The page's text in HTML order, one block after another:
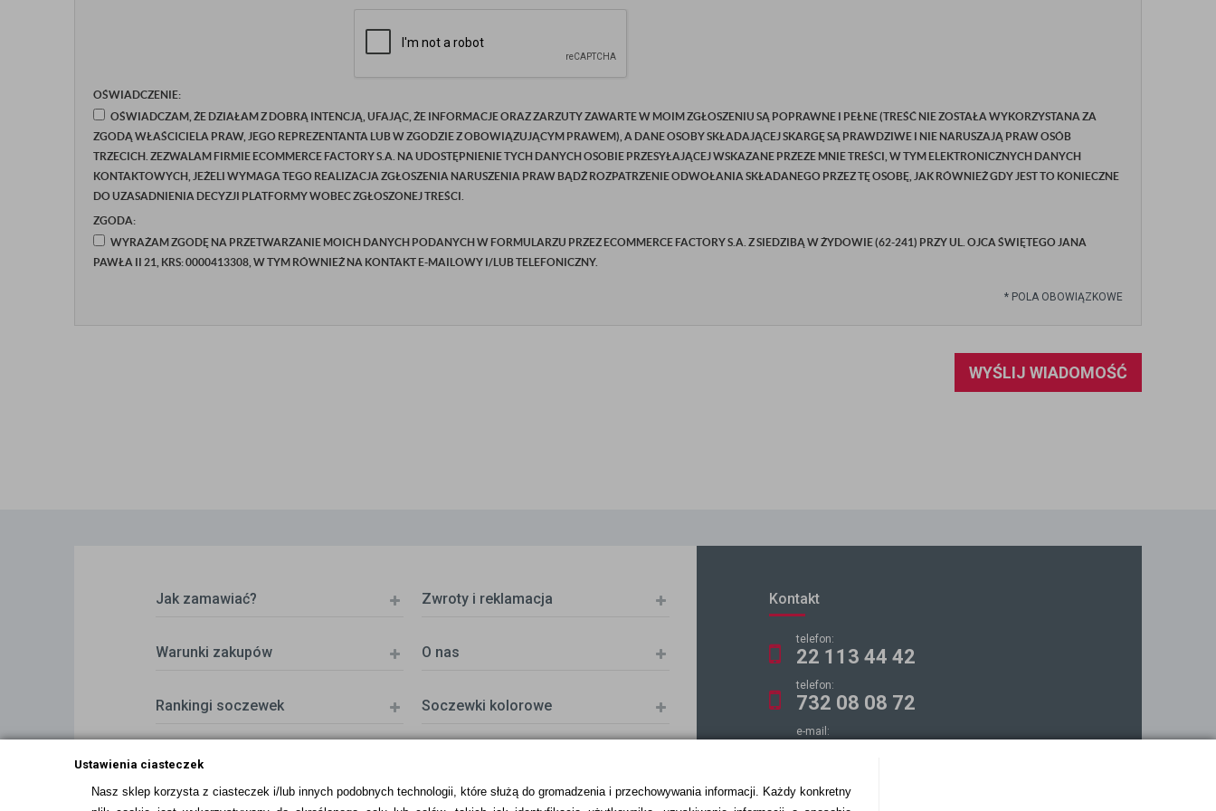
Ustawienia ciasteczek
Nasz sklep korzysta z ciasteczek i/lub innych podobnych technologii, które służą do gromadzenia i przechowywania informacji. Każdy konkretny
OŚWIADCZENIE:
OŚWIADCZAM, ŻE DZIAŁAM Z DOBRĄ INTENCJĄ, UFAJĄC, ŻE INFORMACJE ORAZ ZARZUTY ZAWARTE W MOIM ZGŁOSZENIU SĄ POPRAWNE I PEŁNE (TREŚĆ NIE ZOSTAŁA WYKORZYSTANA ZA
ZGODĄ WŁAŚCICIELA PRAW, JEGO REPREZENTANTA LUB W ZGODZIE Z OBOWIĄZUJĄCYM PRAWEM), A DANE OSOBY SKŁADAJĄCEJ SKARGĘ SĄ PRAWDZIWE I NIE NARUSZAJĄ PRAW OSÓB
TRZECICH. ZEZWALAM FIRMIE ECOMMERCE FACTORY S.A. NA UDOSTĘPNIENIE TYCH DANYCH OSOBIE PRZESYŁAJĄCEJ WSKAZANE PRZEZE MNIE TREŚCI, W TYM ELEKTRONICZNYCH DANYCH
KONTAKTOWYCH, JEŻELI WYMAGA TEGO REALIZACJA ZGŁOSZENIA NARUSZENIA PRAW BĄDŹ ROZPATRZENIE ODWOŁANIA SKŁADANEGO PRZEZ TĘ OSOBĘ, JAK RÓWNIEŻ GDY JEST TO KONIECZNE
DO UZASADNIENIA DECYZJI PLATFORMY WOBEC ZGŁOSZONEJ TREŚCI.
ZGODA:
WYRAŻAM ZGODĘ NA PRZETWARZANIE MOICH DANYCH PODANYCH W FORMULARZU PRZEZ ECOMMERCE FACTORY S.A. Z SIEDZIBĄ W ŻYDOWIE (62-241) PRZY UL. OJCA ŚWIĘTEGO JANA
PAWŁA II 21, KRS: 0000413308, W TYM RÓWNIEŻ NA KONTAKT E-MAILOWY I/LUB TELEFONICZNY.
* POLA OBOWIĄZKOWE
WYŚLIJ WIADOMOŚĆ
Jak zamawiać? Zwroty i reklamacja
Warunki zakupów O nas
Rankingi soczewek Soczewki kolorowe
Zwrot (odstąpienie od umowy)
Kontakt
telefon:
22 113 44 42
telefon:
732 08 08 72
e-mail: